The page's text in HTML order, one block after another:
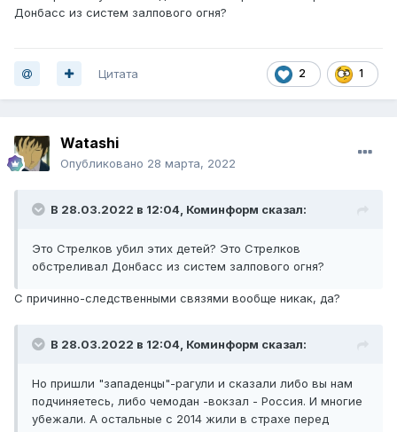
Донбасс из систем залпового огня?
2 1
Цитата
Watashi
Опубликовано 28 марта, 2022
В 28.03.2022 в 12:04, Коминформ сказал:
Это Стрелков убил этих детей? Это Стрелков
обстреливал Донбасс из систем залпового огня?
С причинно-следственными связями вообще никак, да?
В 28.03.2022 в 12:04, Коминформ сказал:
Но пришли "западенцы"-рагули и сказали либо вы нам
подчиняетесь, либо чемодан -вокзал - Россия. И многие
убежали. А остальные с 2014 жили в страхе перед